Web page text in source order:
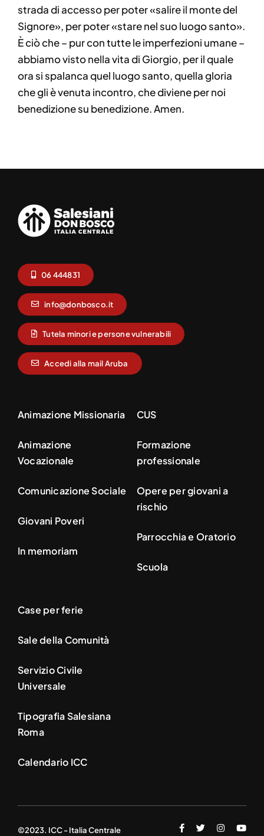
strada di accesso per poter «salire il monte del
Signore», per poter «stare nel suo luogo santo».
È ciò che – pur con tutte le imperfezioni umane –
abbiamo visto nella vita di Giorgio, per il quale
ora si spalanca quel luogo santo, quella gloria
che gli è venuta incontro, che diviene per noi
benedizione su benedizione. Amen.
06 444831
info@donbosco.it
Tutela minori e persone vulnerabili
Accedi alla mail Aruba
Animazione Missionaria
Animazione
Vocazionale
Comunicazione Sociale
Giovani Poveri
In memoriam
CUS
Formazione
professionale
Opere per giovani a
rischio
Parrocchia e Oratorio
Scuola
Case per ferie
Sale della Comunità
Servizio Civile
Universale
Tipografia Salesiana
Roma
Calendario ICC
©2023. ICC - Italia Centrale